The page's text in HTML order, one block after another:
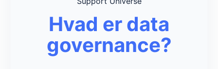
Hvad er data
governance?